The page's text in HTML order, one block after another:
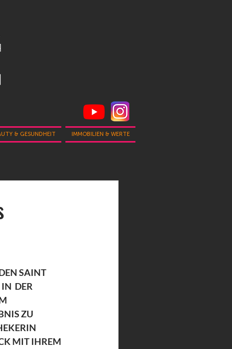
& GESUNDHEIT IMMOBILIEN & WERTE
SAINT
DER
ZU
MIT IHREM